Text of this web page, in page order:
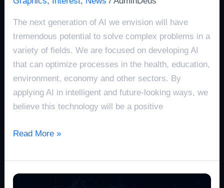
The next generation of AI we envision will have
tremendous potential to solve complex problems in a
variety of fields. We are focused on developing AI
that can optimize processes in the health, education,
environment, economy and other sectors. By
applying AI in intelligent and future-looking ways, we
believe this technology will be a positive
Read More »
Visi